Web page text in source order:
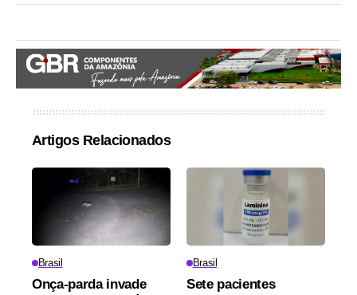
Artigos Relacionados
Brasil
Onça-parda invade
Brasil
Sete pacientes